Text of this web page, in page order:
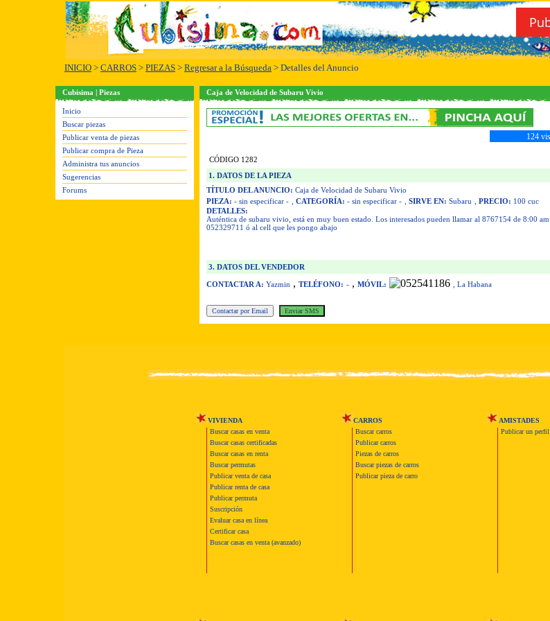
INICIO > CARROS > PIEZAS > Regresar a la Búsqueda > Detalles del Anuncio
Cubisima | Piezas
Inicio
Buscar piezas
Publicar venta de piezas
Publicar compra de Pieza
Administra tus anuncios
Sugerencias
Forums
Caja de Velocidad de Subaru Vivio
124
CÓDIGO 1282
1. DATOS DE LA PIEZA
TÍTULO DEL ANUNCIO: Caja de Velocidad de Subaru Vivio
PIEZA: - sin especificar - CATEGORÍA: - sin especificar - SIRVE EN: Subaru PRECIO: 100 cuc
DETALLES:
Auténtica de subaru vivio, está en muy buen estado. Los interesados pueden llamar al 8767154 de 8:00
052329711 ó al cell que les pongo abajo
3. DATOS DEL VENDEDOR
CONTACTAR A: Yazmin , TELÉFONO: - , MÓVIL: , La Habana
VIVIENDA
Buscar casas en venta
Buscar casas certificadas
Buscar casas en renta
Buscar permutas
Publicar venta de casa
Publicar renta de casa
Publicar permuta
Suscripción
Evaluar casa en línea
Certificar casa
Buscar casas en venta (avanzado)
CARROS
Buscar carros
Publicar carros
Piezas de carros
Buscar piezas de carros
Publicar pieza de carro
AMISTADES
Publicar un perfil